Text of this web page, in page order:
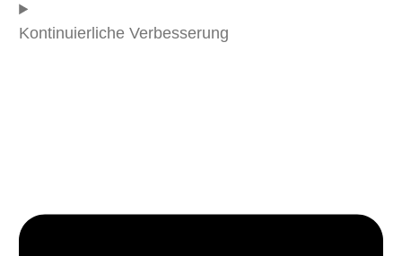
Kontinuierliche Verbesserung